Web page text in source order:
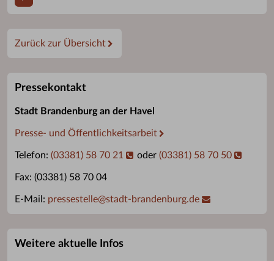
Zurück zur Übersicht
Pressekontakt
Stadt Brandenburg an der Havel
Presse- und Öffentlichkeitsarbeit
Telefon: (03381) 58 70 21 oder (03381) 58 70 50
Fax: (03381) 58 70 04
E-Mail: pressestelle@stadt-brandenburg.de
Weitere aktuelle Infos